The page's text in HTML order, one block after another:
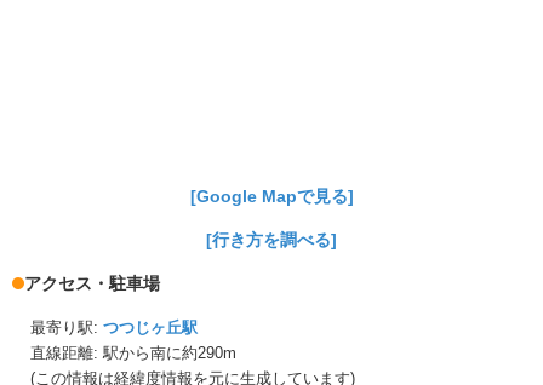
[Google Mapで見る]
[行き方を調べる]
アクセス・駐車場
最寄り駅: つつじヶ丘駅
直線距離: 駅から南に約290m
(この情報は経緯度情報を元に生成しています)